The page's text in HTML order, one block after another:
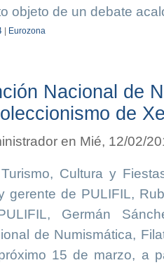
objeto de un debate
Eurozona
Nacional de
de
en Mié, 12/02/
Cultura y
gerente de PULIFIL,
Germán
de Numismática,
15 de marzo, a